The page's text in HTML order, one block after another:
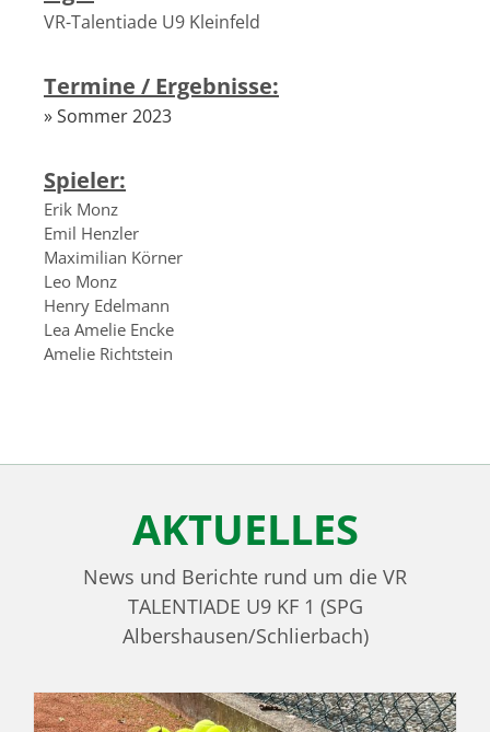
VR-Talentiade U9 Kleinfeld
Termine / Ergebnisse:
» Sommer 2023
Spieler:
Erik Monz
Emil Henzler
Maximilian Körner
Leo Monz
Henry Edelmann
Lea Amelie Encke
Amelie Richtstein
AKTUELLES
News und Berichte rund um die VR
TALENTIADE U9 KF 1 (SPG
Albershausen/Schlierbach)